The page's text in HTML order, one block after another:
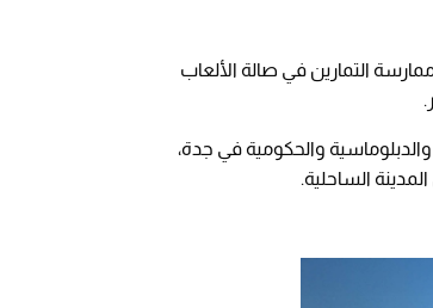
التمارين في صالة الألعاب
والحكومية في جدة،
الساحلية.